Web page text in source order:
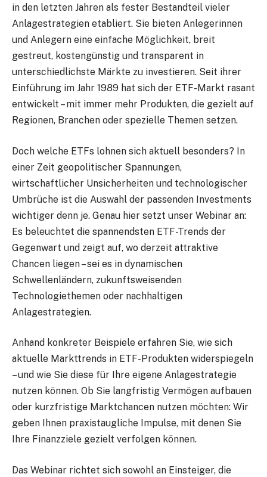
in den letzten Jahren als fester Bestandteil vieler
Anlagestrategien etabliert. Sie bieten Anlegerinnen
und Anlegern eine einfache Möglichkeit, breit
gestreut, kostengünstig und transparent in
unterschiedlichste Märkte zu investieren. Seit ihrer
Einführung im Jahr 1989 hat sich der ETF-Markt rasant
entwickelt – mit immer mehr Produkten, die gezielt auf
Regionen, Branchen oder spezielle Themen setzen.
Doch welche ETFs lohnen sich aktuell besonders? In
einer Zeit geopolitischer Spannungen,
wirtschaftlicher Unsicherheiten und technologischer
Umbrüche ist die Auswahl der passenden Investments
wichtiger denn je. Genau hier setzt unser Webinar an:
Es beleuchtet die spannendsten ETF-Trends der
Gegenwart und zeigt auf, wo derzeit attraktive
Chancen liegen – sei es in dynamischen
Schwellenländern, zukunftsweisenden
Technologiethemen oder nachhaltigen
Anlagestrategien.
Anhand konkreter Beispiele erfahren Sie, wie sich
aktuelle Markttrends in ETF-Produkten widerspiegeln
– und wie Sie diese für Ihre eigene Anlagestrategie
nutzen können. Ob Sie langfristig Vermögen aufbauen
oder kurzfristige Marktchancen nutzen möchten: Wir
geben Ihnen praxistaugliche Impulse, mit denen Sie
Ihre Finanzziele gezielt verfolgen können.
Das Webinar richtet sich sowohl an Einsteiger, die